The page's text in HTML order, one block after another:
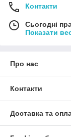
Контакти
Сьогодні
Показати
Про нас
Контакти
Доставка та